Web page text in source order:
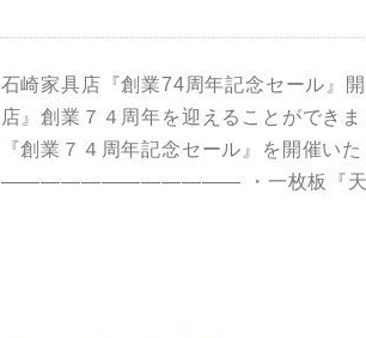
石崎家具店『創業74周年記念セール』
店』創業７４周年を迎えることができ
『創業７４周年記念セール』を開催いた
———————————— ・一枚板『天